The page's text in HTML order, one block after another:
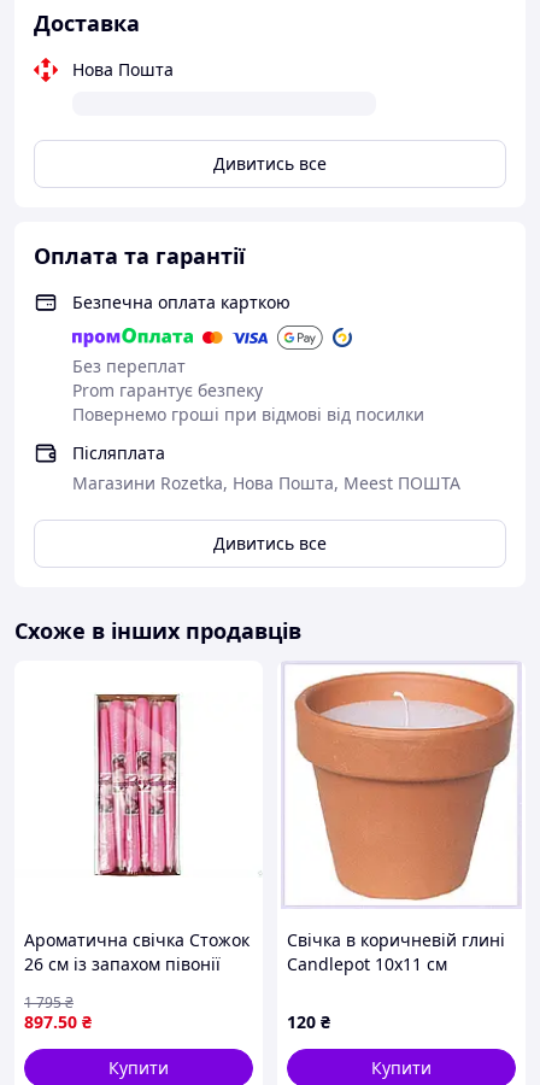
Доставка
Нова Пошта
Дивитись все
Оплата та гарантії
Безпечна оплата карткою
Без переплат
Prom гарантує безпеку
Повернемо гроші при відмові від посилки
Післяплата
Магазини Rozetka, Нова Пошта, Meest ПОШТА
Дивитись все
Схоже в інших продавців
Ароматична свічка Стожок
26 см із запахом півонії
атмосфери в будинку 18
шт. в пакованні
897.50 ₴
1 795₴
Купити
Свічка в коричневій глині
Candlepot 10х11 см
120 ₴
Купити